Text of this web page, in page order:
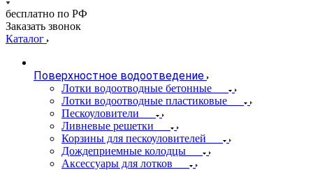
бесплатно по РФ
Заказать звонок
Каталог
Поверхностное водоотведение
Лотки водоотводные бетонные
Лотки водоотводные пластиковые
Пескоуловители
Ливневые решетки
Корзины для пескоуловителей
Дождеприемные колодцы
Аксессуары для лотков